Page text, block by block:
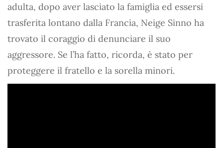
adulta, dopo aver lasciato la famiglia ed essersi
trasferita lontano dalla Francia, Neige Sinno ha
trovato il coraggio di denunciare il suo
aggressore. Se l’ha fatto, ricorda, è stato per
proteggere il fratello e la sorella minori.